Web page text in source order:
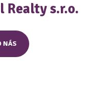
Realty s.r.o.
NÁS